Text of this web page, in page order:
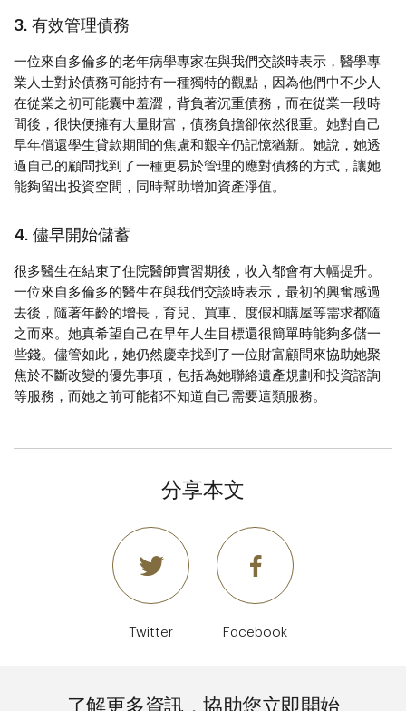
3. 有效管理債務
一位來自多倫多的老年病學專家在與我們交談時表示，醫學專
業人士對於債務可能持有一種獨特的觀點，因為他們中不少人
在從業之初可能囊中羞澀，背負著沉重債務，而在從業一段時
間後，很快便擁有大量財富，債務負擔卻依然很重。她對自己
早年償還學生貸款期間的焦慮和艱辛仍記憶猶新。她說，她透
過自己的顧問找到了一種更易於管理的應對債務的方式，讓她
能夠留出投資空間，同時幫助增加資產淨值。
4. 儘早開始儲蓄
很多醫生在結束了住院醫師實習期後，收入都會有大幅提升。
一位來自多倫多的醫生在與我們交談時表示，最初的興奮感過
去後，隨著年齡的增長，育兒、買車、度假和購屋等需求都隨
之而來。她真希望自己在早年人生目標還很簡單時能夠多儲一
些錢。儘管如此，她仍然慶幸找到了一位財富顧問來協助她聚
焦於不斷改變的優先事項，包括為她聯絡遺產規劃和投資諮詢
等服務，而她之前可能都不知道自己需要這類服務。
分享本文
Twitter Facebook
了解更多資訊，協助您立即開始